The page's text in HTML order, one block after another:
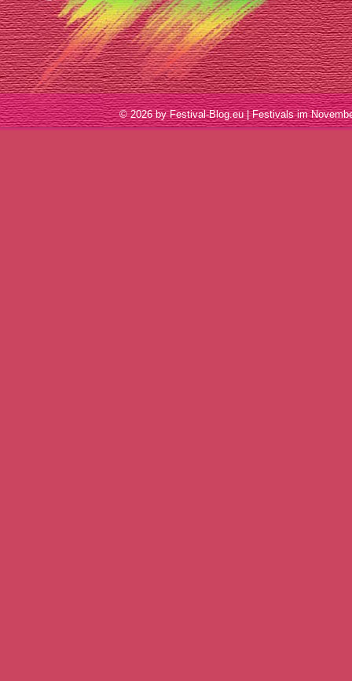
© 2026 by Festival-Blog.eu | Festivals im